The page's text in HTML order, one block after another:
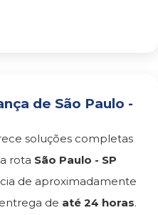
de São Paulo -
soluções completas
rota São Paulo - SP
de aproximadamente
de até 24 horas.